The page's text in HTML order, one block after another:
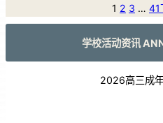
1 2 3 … 41
学校活动资讯
2026高三成